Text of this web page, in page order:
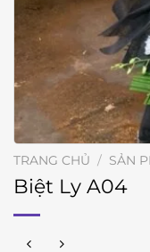
TRANG CHỦ / SẢN
Biệt Ly A04